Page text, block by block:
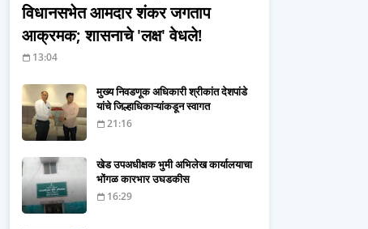
विधानसभेत आमदार शंकर जगताप
आक्रमक; शासनाचे 'लक्ष' वेधले!
13:04
मुख्य निवडणूक अधिकारी श्रीकांत देशपांडे
यांचे जिल्हाधिकाऱ्यांकडून स्वागत
21:16
खेड उपअधीक्षक भुमी अभिलेख कार्यालयाचा
भोंगळ कारभार उघडकीस
16:29